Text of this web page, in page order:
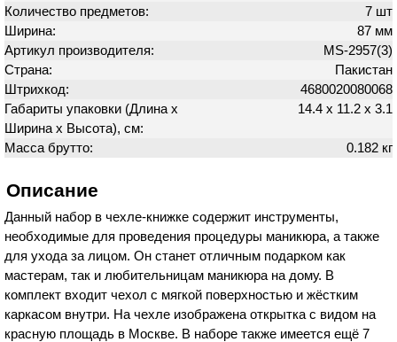
Количество предметов:
7 шт
Ширина:
87 мм
Артикул производителя:
MS-2957(3)
Страна:
Пакистан
Штрихкод:
4680020080068
Габариты упаковки (Длина х
Ширина х Высота), см:
14.4 х 11.2 х 3.1
Масса брутто: 0.182 кг
Описание
Данный набор в чехле-книжке содержит инструменты,
необходимые для проведения процедуры маникюра, а также
для ухода за лицом. Он станет отличным подарком как
мастерам, так и любительницам маникюра на дому. В
комплект входит чехол с мягкой поверхностью и жёстким
каркасом внутри. На чехле изображена открытка с видом на
красную площадь в Москве. В наборе также имеется ещё 7